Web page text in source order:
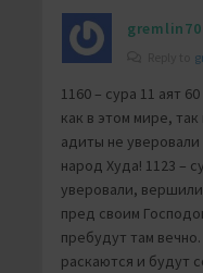
gremlin70
1160 – сура 11 аят
как в этом мире,
адиты не уверовали
народ Худа! 1123 –
уверовали,
пред своим
пребудут там
раскаются и будут